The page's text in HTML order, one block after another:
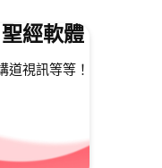
經軟體
道視訊等等！